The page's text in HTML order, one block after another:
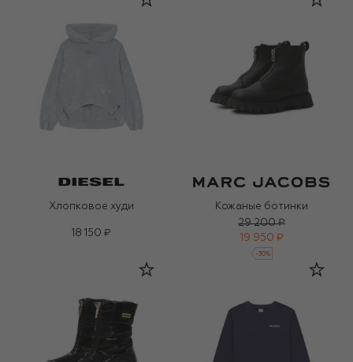
Хлопковое худи
18 150 ₽
Кожаные ботинки
29 200 ₽
19 950 ₽
-30%